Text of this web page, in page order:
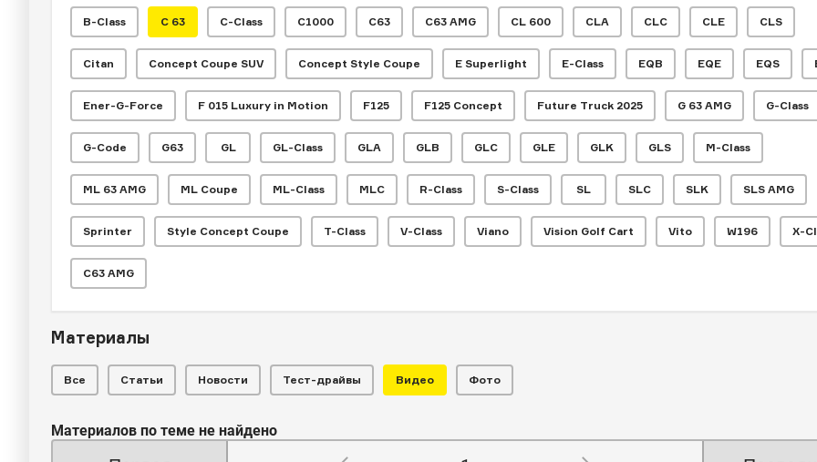
B-Class C 63 C-Class C1000 C63 C63 AMG CL 600 CLA CLC CLE CLS
Citan Concept Coupe SUV Concept Style Coupe E Superlight E-Class EQB EQE EQS
Ener-G-Force F 015 Luxury in Motion F125 F125 Concept Future Truck 2025 G 63 AMG G-Class
G-Code G63 GL GL-Class GLA GLB GLC GLE GLK GLS M-Class
ML 63 AMG ML Coupe ML-Class MLC R-Class S-Class SL SLC SLK SLS AMG
Sprinter Style Concept Coupe T-Class V-Class Viano Vision Golf Cart Vito W196 X-
С63 AMG
Материалы
Все Статьи Новости Тест-драйвы Видео Фото
Материалов по теме не найдено